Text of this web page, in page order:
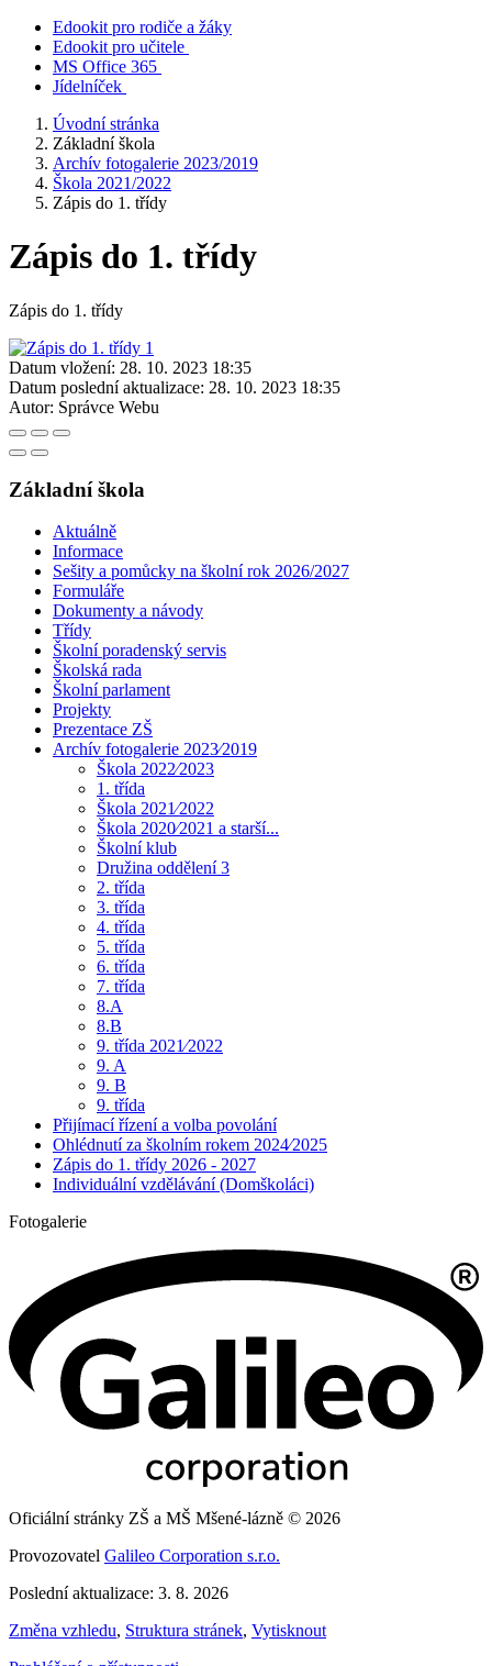
Edookit pro rodiče a žáky
Edookit pro učitele
MS Office 365
Jídelníček
Úvodní stránka
Základní škola
Archív fotogalerie 2023/2019
Škola 2021/2022
Zápis do 1. třídy
Zápis do 1. třídy
Zápis do 1. třídy
Datum vložení: 28. 10. 2023 18:35
Datum poslední aktualizace: 28. 10. 2023 18:35
Autor: Správce Webu
Základní škola
Aktuálně
Informace
Sešity a pomůcky na školní rok 2026/2027
Formuláře
Dokumenty a návody
Třídy
Školní poradenský servis
Školská rada
Školní parlament
Projekty
Prezentace ZŠ
Archív fotogalerie 2023⁄2019
Škola 2022⁄2023
1. třída
Škola 2021⁄2022
Škola 2020⁄2021 a starší...
Školní klub
Družina oddělení 3
2. třída
3. třída
4. třída
5. třída
6. třída
7. třída
8.A
8.B
9. třída 2021⁄2022
9. A
9. B
9. třída
Přijímací řízení a volba povolání
Ohlédnutí za školním rokem 2024⁄2025
Zápis do 1. třídy 2026 - 2027
Individuální vzdělávání (Domškoláci)
Fotogalerie
Oficiální stránky ZŠ a MŠ Mšené-lázně © 2026
Provozovatel Galileo Corporation s.r.o.
Poslední aktualizace: 3. 8. 2026
Změna vzhledu, Struktura stránek, Vytisknout